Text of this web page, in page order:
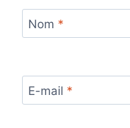
Nom *
E-mail *